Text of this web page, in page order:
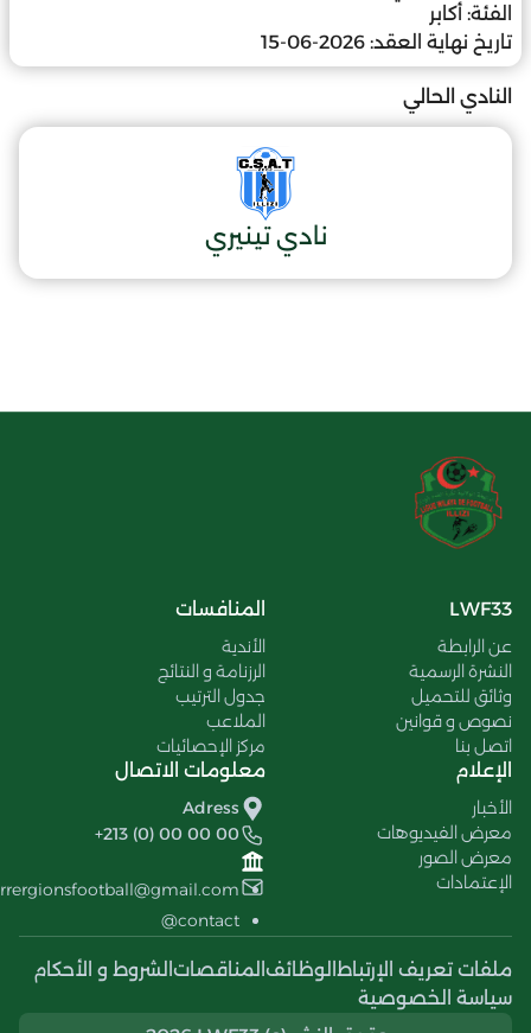
الفئة: أكابر
تاريخ نهاية العقد: 2026-06-15
النادي الحالي
نادي تينيري
LWF33
عن الرابطة
النشرة الرسمية
وثائق للتحميل
نصوص و قوانين
اتصل بنا
المنافسات
الأندية
الرزنامة و النتائج
جدول الترتيب
الملاعب
مركز الإحصائيات
الإعلام
الأخبار
معرض الفيديوهات
معرض الصور
الإعتمادات
معلومات الاتصال
Adress
+213 (0) 00 00 00
contact@
ملفات تعريف الإرتباط الوظائف المناقصات الشروط و الأحكام
سياسة الخصوصية